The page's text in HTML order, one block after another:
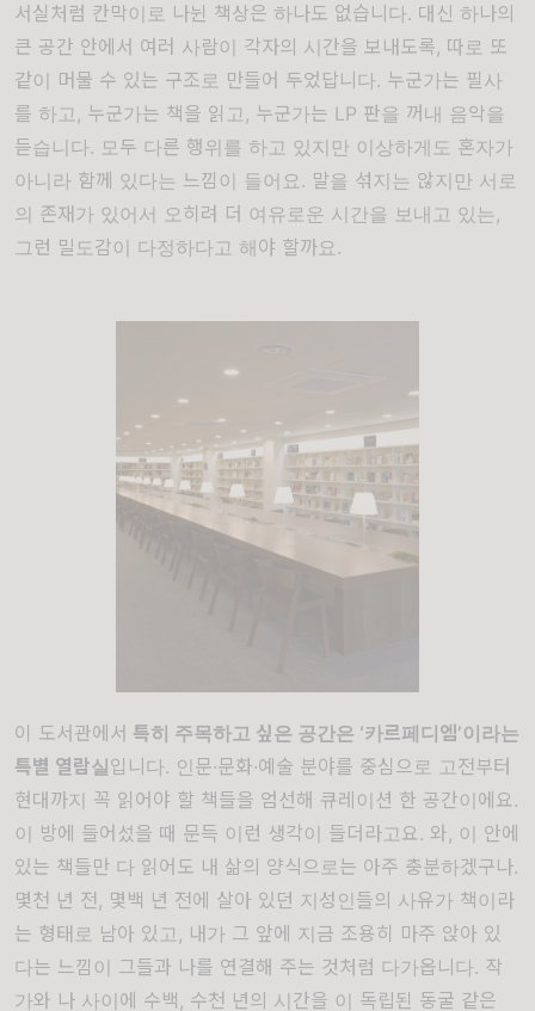
서실처럼 칸막이로 나뉜 책상은 하나도 없습니다. 대신 하나의
큰 공간 안에서 여러 사람이 각자의 시간을 보내도록, 따로 또
같이 머물 수 있는 구조로 만들어 두었답니다. 누군가는 필사
를 하고, 누군가는 책을 읽고, 누군가는 LP 판을 꺼내 음악을
듣습니다. 모두 다른 행위를 하고 있지만 이상하게도 혼자가
아니라 함께 있다는 느낌이 들어요. 말을 섞지는 않지만 서로
의 존재가 있어서 오히려 더 여유로운 시간을 보내고 있는,
그런 밀도감이 다정하다고 해야 할까요.
이 도서관에서 특히 주목하고 싶은 공간은 ‘카르페디엠’이라는
특별 열람실 입니다. 인문·문화·예술 분야를 중심으로 고전부터
현대까지 꼭 읽어야 할 책들을 엄선해 큐레이션 한 공간이에요.
이 방에 들어섰을 때 문득 이런 생각이 들더라고요. 와, 이 안에
있는 책들만 다 읽어도 내 삶의 양식으로는 아주 충분하겠구나.
몇천 년 전, 몇백 년 전에 살아 있던 지성인들의 사유가 책이라
는 형태로 남아 있고, 내가 그 앞에 지금 조용히 마주 앉아 있
다는 느낌이 그들과 나를 연결해 주는 것처럼 다가옵니다. 작
가와 나 사이에 수백, 수천 년의 시간을 이 독립된 동굴 같은